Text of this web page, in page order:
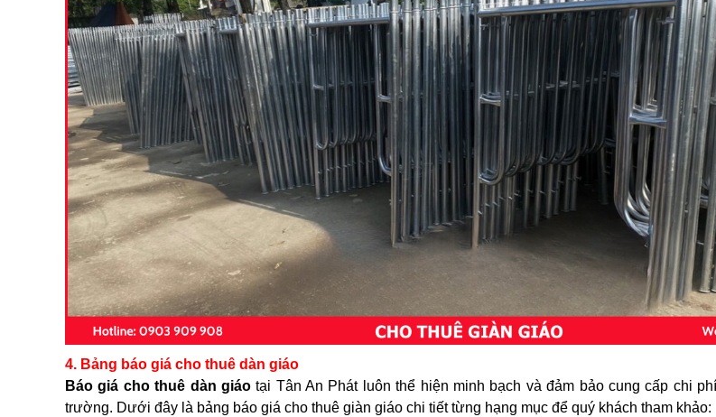
4. Bảng báo giá cho thuê dàn giáo
Báo giá cho thuê dàn giáotại Tân An Phát luôn thể hiện minh bạch và đảm bảo cung cấp chi
trường. Dưới đây là bảng báo giá cho thuê giàn giáo chi tiết từng hạng mục để quý khách tham khảo: